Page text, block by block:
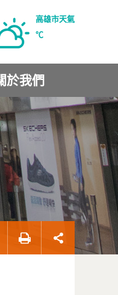
高雄市天氣
℃
於我們